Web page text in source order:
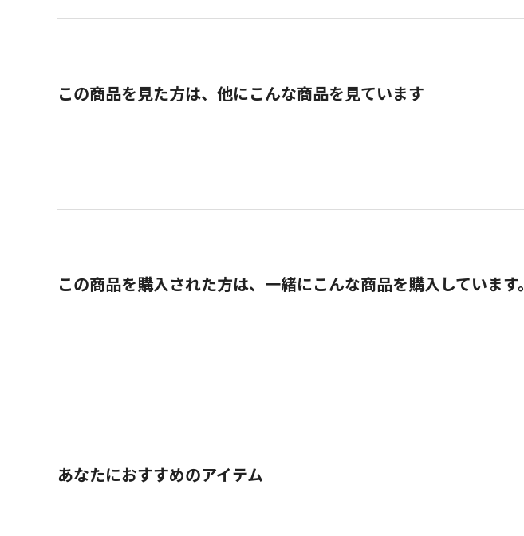
この商品を見た方は、他にこんな商品を見ています
この商品を購入された方は、一緒にこんな商品を購入しています。
あなたにおすすめのアイテム